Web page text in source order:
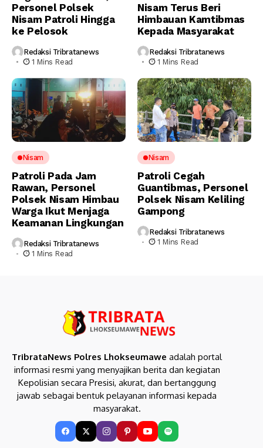
Personel Polsek
Nisam Patroli Hingga
ke Pelosok
Redaksi Tribratanews
1 Mins Read
Nisam Terus Beri
Himbauan Kamtibmas
Kepada Masyarakat
Redaksi Tribratanews
1 Mins Read
Nisam
Patroli Pada Jam
Rawan, Personel
Polsek Nisam Himbau
Warga Ikut Menjaga
Keamanan Lingkungan
Redaksi Tribratanews
1 Mins Read
Nisam
Patroli Cegah
Guantibmas, Personel
Polsek Nisam Keliling
Gampong
Redaksi Tribratanews
1 Mins Read
TribrataNews Polres Lhokseumawe adalah portal
informasi resmi yang menyajikan berita dan kegiatan
Kepolisian secara Presisi, akurat, dan bertanggung
jawab sebagai bentuk pelayanan informasi kepada
masyarakat.